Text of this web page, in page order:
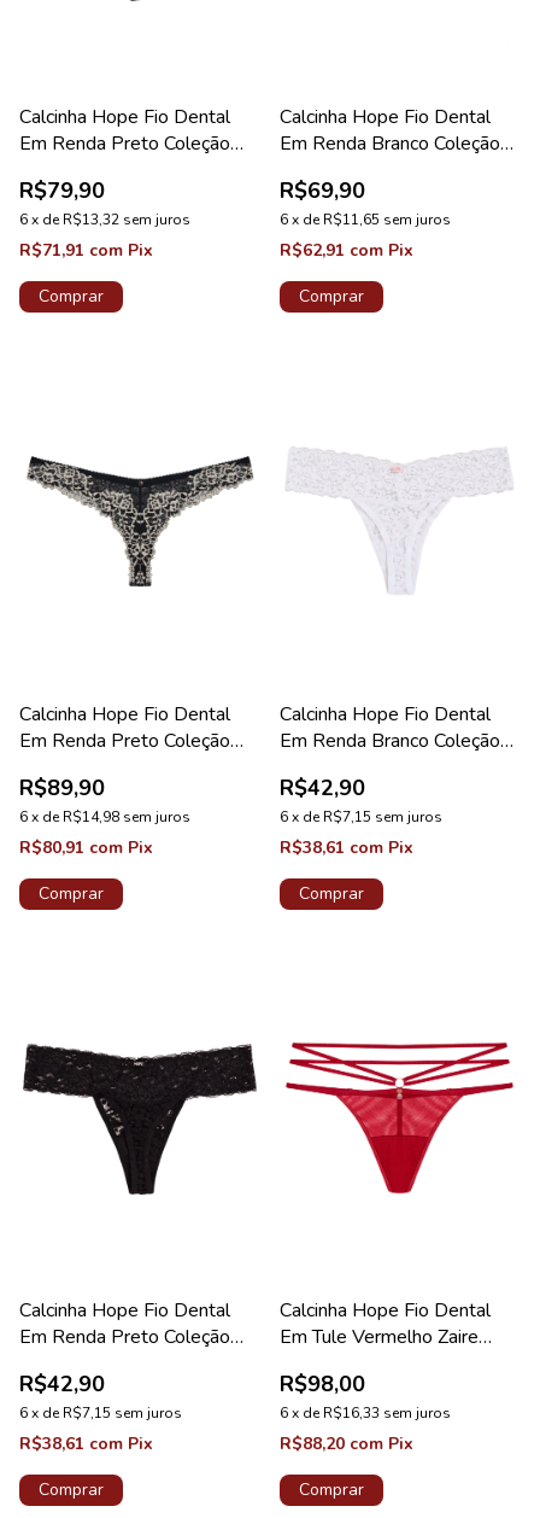
Calcinha Hope Fio Dental
Em Renda Preto Coleção
R$79,90
6x deR$13,32 sem juros
R$71,91 com Pix
Comprar
Calcinha Hope Fio Dental
Em Renda Branco Coleção
R$69,90
6x deR$11,65 sem juros
R$62,91 com Pix
Comprar
Calcinha Hope Fio Dental
Em Renda Preto Coleção
R$89,90
6x deR$14,98 sem juros
R$80,91 com Pix
Comprar
Calcinha Hope Fio Dental
Em Renda Branco Coleção
R$42,90
6x deR$7,15 sem juros
R$38,61 com Pix
Comprar
Calcinha Hope Fio Dental
Em Renda Preto Coleção
R$42,90
6x deR$7,15 sem juros
R$38,61 com Pix
Comprar
Calcinha Hope Fio Dental
Em Tule Vermelho Zaire
R$98,00
6x deR$16,33 sem juros
R$88,20 com Pix
Comprar